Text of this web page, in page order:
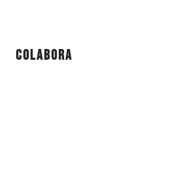
Colabora